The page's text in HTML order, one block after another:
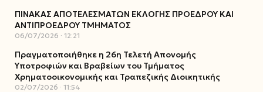
ΠΙΝΑΚΑΣ ΑΠΟΤΕΛΕΣΜΑΤΩΝ ΕΚΛΟΓΗΣ ΠΡΟΕΔΡΟΥ ΚΑΙ
ΑΝΤΙΠΡΟΕΔΡΟΥ ΤΜΗΜΑΤΟΣ
06/07/2026 12:21
Πραγματοποιήθηκε η 26η Τελετή Απονομής
Υποτροφιών και Βραβείων του Τμήματος
Χρηματοοικονομικής και Τραπεζικής Διοικητικής
02/07/2026 11:54